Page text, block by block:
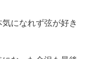
になれず弦が好き